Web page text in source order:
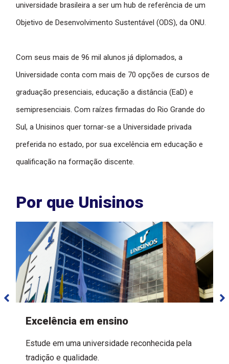
universidade brasileira a ser um hub de referência de um
Objetivo de Desenvolvimento Sustentável (ODS), da ONU.
Com seus mais de 96 mil alunos já diplomados, a
Universidade conta com mais de 70 opções de cursos de
graduação presenciais, educação a distância (EaD) e
semipresenciais. Com raízes firmadas do Rio Grande do
Sul, a Unisinos quer tornar-se a Universidade privada
preferida no estado, por sua excelência em educação e
qualificação na formação discente.
Por que Unisinos
Excelência em ensino
Estude em uma universidade reconhecida pela
tradição e qualidade.